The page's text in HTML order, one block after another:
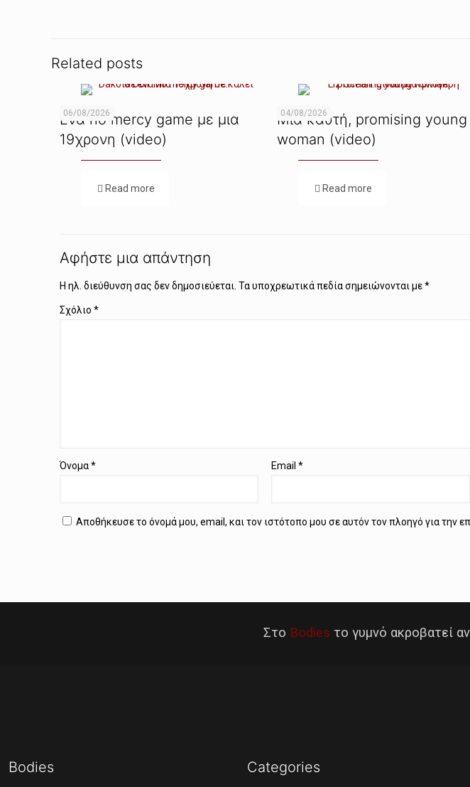
Related posts
06/08/2026
Ενα no mercy game με μια
19χρονη (video)
Read more
04/08/2026
Μια καυτή, promising young
woman (video)
Read more
Αφήστε μια απάντηση
Η ηλ. διεύθυνση σας δεν δημοσιεύεται. Τα υποχρεωτικά πεδία σημειώνονται με*
Σχόλιο *
Όνομα* Email*
Αποθήκευσε το όνομά μου, email, και τον ιστότοπο μου σε αυτόν τον πλοηγό για την
Στο Bodies το γυμνό ακροβατεί
Bodies Categories